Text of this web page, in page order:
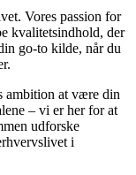
Vores passion for
kvalitetsindhold, der
go-to kilde, når du
ambition at være din
– vi er her for at
udforske
i